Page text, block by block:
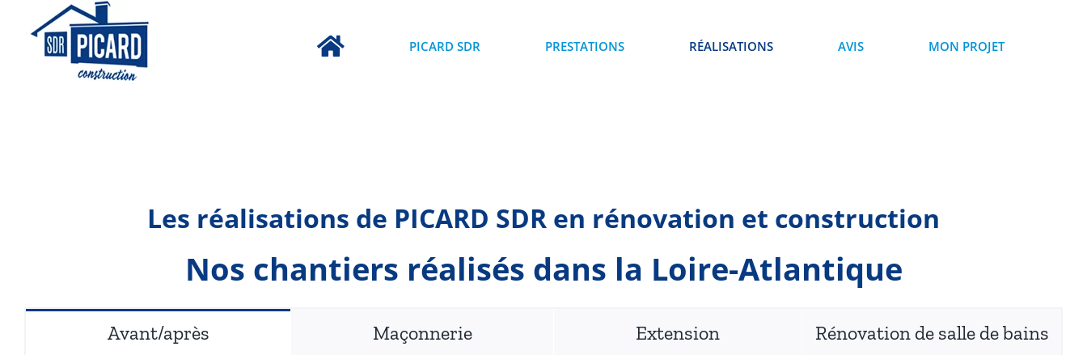
contenu
PICARD SDR PRESTATIONS RÉALISATIONS AVIS MON PROJET
Les réalisations de PICARD SDR en rénovation et construction
Nos chantiers réalisés dans la Loire-Atlantique
Avant/après Maçonnerie Extension Rénovation de salle de bains